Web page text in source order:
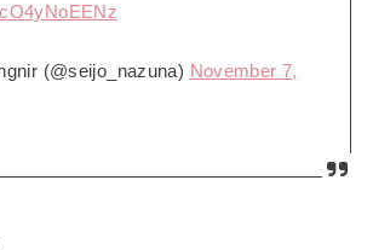
(@seijo_nazuna) November 7,